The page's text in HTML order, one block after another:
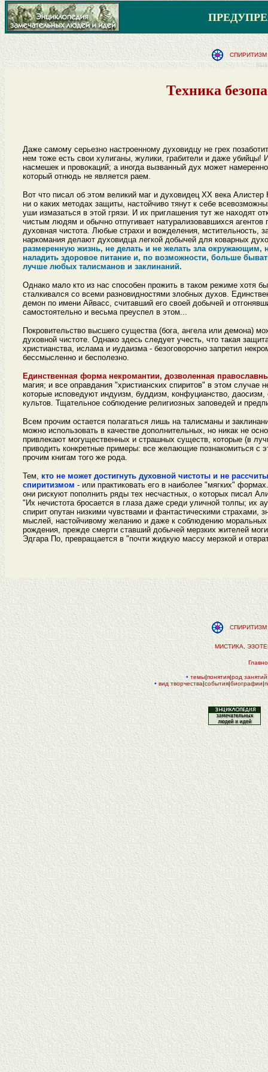
СПИРИТИЗМ
Техника
Даже самому серьезно настроенному духовидцу не грех
нем тоже есть свои хулиганы, жулики, грабители и даже убийцы!
насмешек и провокаций; а иногда вызванный дух может
который отнюдь не является раем.
Вот что писал об этом великий маг и духовидец XX века
ни о каких методах защиты, настойчиво тянут к себе
уши измазаться в этой грязи. И их приглашения тут же находят
чистым людям и обычно отпугивает натурализовавшихся
духовная чистота. Любые страхи и вожделения, мстительность,
наркомания делают духовидца легкой добычей для коварных
размеренную жизнь, не делать и не желать зла окружающим,
наладить здоровое питание и, по возможности, больше
лучше любых талисманов и заклинаний.
Однако мало кто из нас способен прожить в таком режиме хотя
сталкивался со всеми разновидностями злобных духов.
демон по имени Айвасс, считавший его своей добычей и
самостоятельно и весьма преуспел в этом...
Покровительство высшего существа (бога, ангела или демона)
духовной чистоте. Однако здесь следует учесть, что такая
христианства, ислама и иудаизма - безоговорочно запретил
бессмысленно и бесполезно.
Единственная форма некромантии, дозволенная
магия; и все оправдания "христианских спиритов" в этом
которые исповедуют индуизм, буддизм, конфуцианство,
культов. Тщательное соблюдение религиозных заповедей и
Всем прочим остается полагаться лишь на талисманы и
можно использовать в качестве дополнительных, но никак не
привлекают могущественных и страшных существ, которые (в
приводить конкретные примеры: все желающие познакомиться с
прочим книгам того же рода.
Тем, кто не может достигнуть духовной чистоты и не
спиритизмом - или практиковать его в наиболее "мягких"
они рискуют пополнить ряды тех несчастных, о которых писал
"Их нечистота бросается в глаза даже среди уличной толпы; их
спирит опутан низкими чувствами и фантастическими
мыслей, настойчивому желанию и даже к соблюдению моральных
рождения, прежде смерти ставший добычей мерзких жителей
Эдгара По, превращается в "почти жидкую массу мерзкой и
СПИРИТИЗМ
МИСТИКА,
• темы|понятия|род занятий
• вид творчества|события|биографии|